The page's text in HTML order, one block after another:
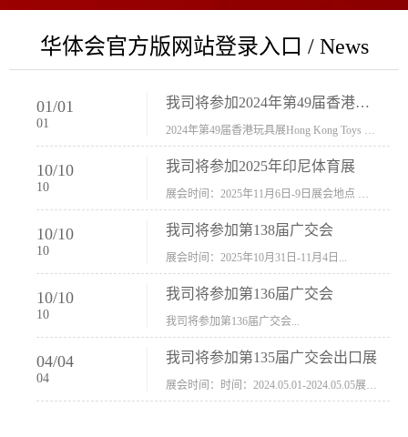
华体会官方版网站登录入口 / News
01/01
01
我司将参加2024年第49届香港玩具展Hong Kong Toys & Games Fair 欢迎新···
10/10
10
我司将参加2025年印尼体育展
10/10
10
我司将参加第138届广交会
展会时间：2025年10月31日-11月4日...
10/10
10
我司将参加第136届广交会
我司将参加第136届广交会...
04/04
04
我司将参加第135届广交会出口展
展会时间：时间：2024.05.01-2024.05.05展会地址：中国进出口商品交易会展馆福建康莱宝公司展位号12.1G37-38、H11-12，浙江康莱宝展位号17.1B23-24、C19-20...